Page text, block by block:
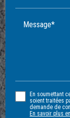
Message*
En soumettant
soient traitées
demande de
En savoir plus